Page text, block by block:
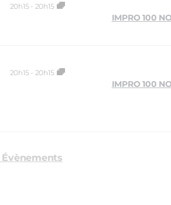
20h15 - 20h15
IMPRO 100
20h15 - 20h15
IMPRO 100
Évènements